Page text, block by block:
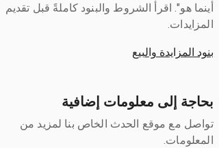
أينما هو". اقرأ الشروط والبنود كاملةً قبل تقديم
المزايدات.
بنود المزايدة والبيع
بحاجة إلى معلومات إضافية
تواصل مع موقع الحدث الخاص بنا لمزيد من
المعلومات.